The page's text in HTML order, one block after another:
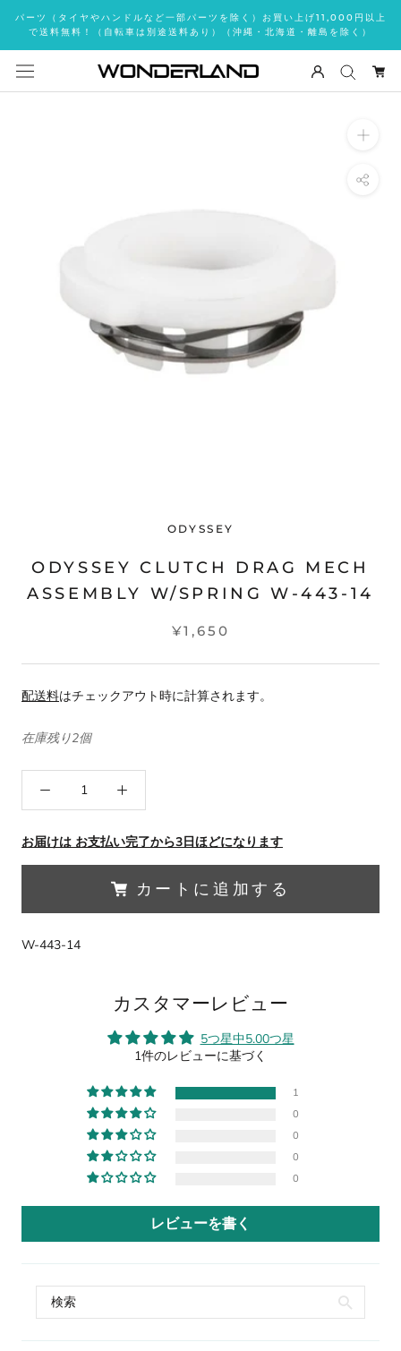
ッ
し
パーツ（タイヤやハンドルなど一部パーツを除く）お買い上げ11,000円以上
で送料無料！（自転車は別途送料あり）（沖縄・北海道・離島を除く）
ODYSSEY
ODYSSEY CLUTCH DRAG MECH
ASSEMBLY W/SPRING W-443-14
¥1,650
配送料はチェックアウト時に計算されます。
在庫残り2個
お届けは お支払い完了から3日ほどになります
カートに追加する
W-443-14
カスタマーレビュー
5つ星中5.00つ星
1件のレビューに基づく
1
0
0
0
0
レビューを書く